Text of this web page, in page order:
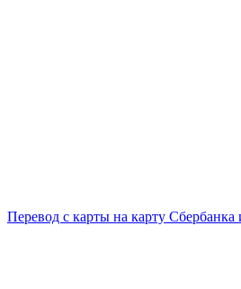
Перевод с карты на карту Сбербанка